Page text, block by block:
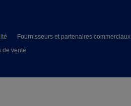
Fournisseurs et partenaires commerciaux
de vente